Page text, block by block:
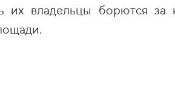
их владельцы борются за